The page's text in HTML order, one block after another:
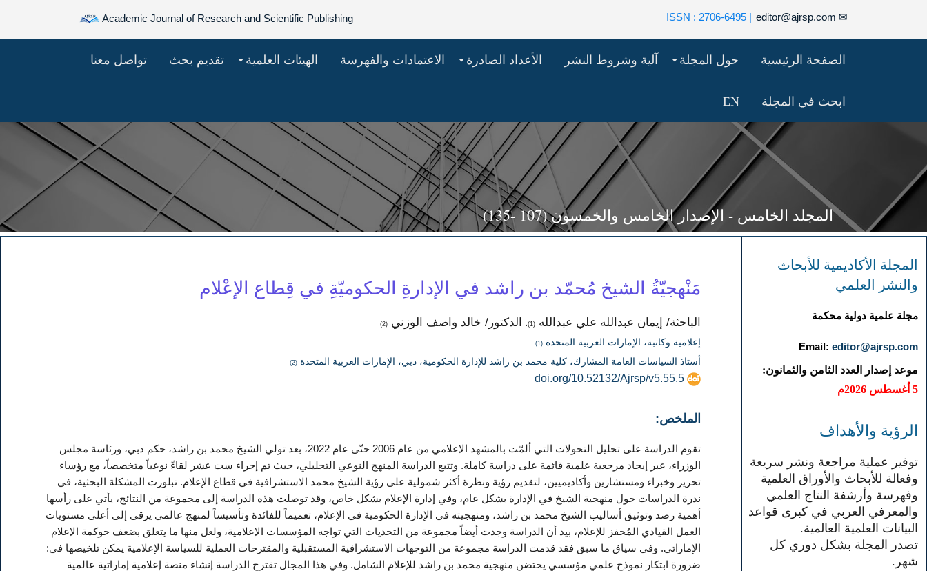
Academic Journal of Research and Scientific Publishing ✉
| ISSN : 2706-6495
الصفحة الرئيسية حول المجلة آلية وشروط النشر الأعداد الصادرة الاعتمادات والفهرسة الهيئات العلمية تقديم بحث تواصل معنا
ابحث في المجلة EN
المجلد الخامس - الإصدار الخامس والخمسون (107 -135)
المجلة الأكاديمية للأبحاث
والنشر العلمي
مجلة علمية دولية محكمة
Email: editor@ajrsp.com
موعد إصدار العدد الثامن والثمانون:
5 أغسطس 2026م
الرؤية والأهداف
توفير عملية مراجعة ونشر سريعة
وفعالة للأبحاث والأوراق العلمية
وفهرسة وأرشفة النتاج العلمي
والمعرفي العربي في كبرى قواعد
البيانات العلمية العالمية.
تصدر المجلة بشكل دوري كل
شهر.
مَنْهجيّةُ الشيخ مُحمّد بن راشد في الإدارةِ الحكوميّةِ في قِطاع الإعْلام
الباحثة/ إيمان عبدالله علي عبدالله (1)، الدكتور/ خالد واصف الوزني (2)
إعلامية وكاتبة، الإمارات العربية المتحدة (1)
أستاذ السياسات العامة المشارك، كلية محمد بن راشد للإدارة الحكومية، دبي، الإمارات العربية المتحدة (2)
doi.org/10.52132/Ajrsp/v5.55.5
الملخص:
تقوم الدراسة على تحليل التحولات التي ألمّت بالمشهد الإعلامي من عام 2006 حتّى عام 2022، بعد تولي الشيخ محمد بن راشد، حكم دبي، ورئاسة مجلس
الوزراء، عبر إيجاد مرجعية علمية قائمة على دراسة كاملة. وتتبع الدراسة المنهج النوعي التحليلي، حيث تم إجراء ست عشر لقاءً نوعياً متخصصاً، مع رؤساء
تحرير وخبراء ومستشارين وأكاديميين، لتقديم رؤية ونظرة أكثر شمولية على رؤية الشيخ محمد الاستشرافية في قطاع الإعلام. تبلورت المشكلة البحثية، في
ندرة الدراسات حول منهجية الشيخ في الإدارة بشكل عام، وفي إدارة الإعلام بشكل خاص، وقد توصلت هذه الدراسة إلى مجموعة من النتائج، يأتي على رأسها
أهمية رصد وتوثيق أساليب الشيخ محمد بن راشد، ومنهجيته في الإدارة الحكومية في الإعلام، تعميماً للفائدة وتأسيساً لمنهج عالمي يرقى إلى أعلى مستويات
العمل القيادي المُحفز للإعلام، بيد أن الدراسة وجدت أيضاً مجموعة من التحديات التي تواجه المؤسسات الإعلامية، ولعل منها ما يتعلق بضعف حوكمة الإعلام
الإماراتي. وفي سياق ما سبق فقد قدمت الدراسة مجموعة من التوجهات الاستشرافية المستقبلية والمقترحات العملية للسياسة الإعلامية يمكن تلخيصها في:
ضرورة ابتكار نموذج علمي مؤسسي يحتضن منهجية محمد بن راشد للإعلام الشامل. وفي هذا المجال تقترح الدراسة إنشاء منصة إعلامية إماراتية عالمية